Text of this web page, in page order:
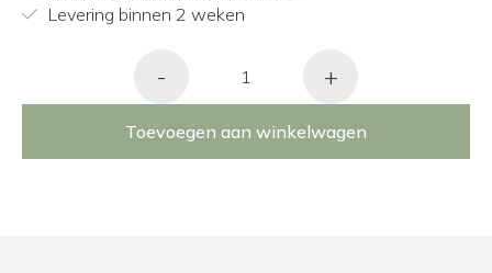
Levering binnen 2 weken
- +
Toevoegen aan winkelwagen